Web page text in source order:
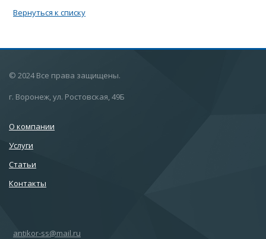
Вернуться к списку
© 2024 Все права защищены.
г. Воронеж, ул. Ростовская, 49Б
О компании
Услуги
Статьи
Контакты
antikor-ss@mail.ru